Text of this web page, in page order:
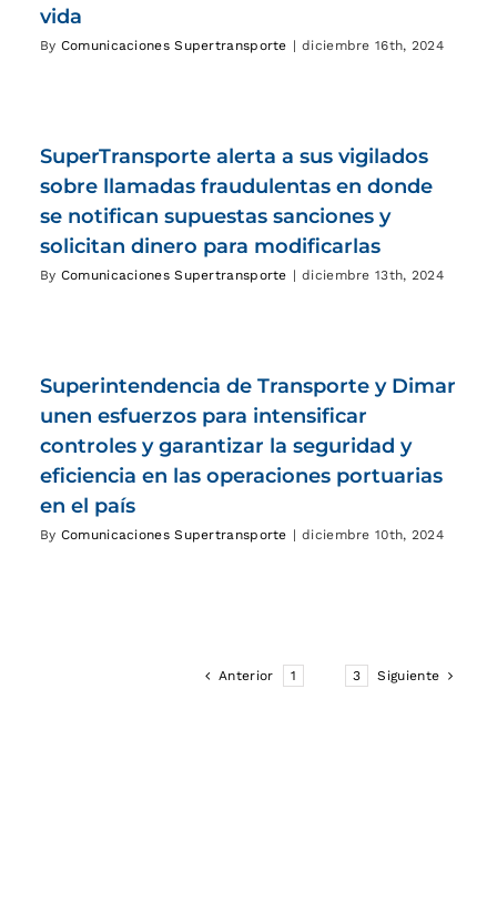
vida
By Comunicaciones Supertransporte | diciembre 16th, 2024
SuperTransporte alerta a sus vigilados
sobre llamadas fraudulentas en donde
se notifican supuestas sanciones y
solicitan dinero para modificarlas
By Comunicaciones Supertransporte | diciembre 13th, 2024
Superintendencia de Transporte y Dimar
unen esfuerzos para intensificar
controles y garantizar la seguridad y
eficiencia en las operaciones portuarias
en el país
By Comunicaciones Supertransporte | diciembre 10th, 2024
Anterior 1 3 Siguiente